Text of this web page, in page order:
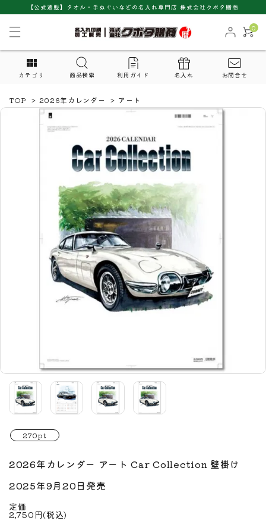
【公式通販】タオル・手ぬぐいなどの名入れ専門店 株式会社クボタ贈商
0
カテゴリ 商品検索 利用ガイド 名入れ お問合せ
TOP > 2026年カレンダー > アート
270pt
2026年カレンダー アート Car Collection 壁掛け
2025年9月20日発売
定価
2,750円(税込)